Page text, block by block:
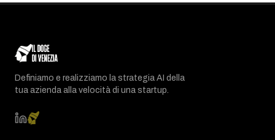
Definiamo e realizziamo la strategia AI della
tua azienda alla velocità di una startup.